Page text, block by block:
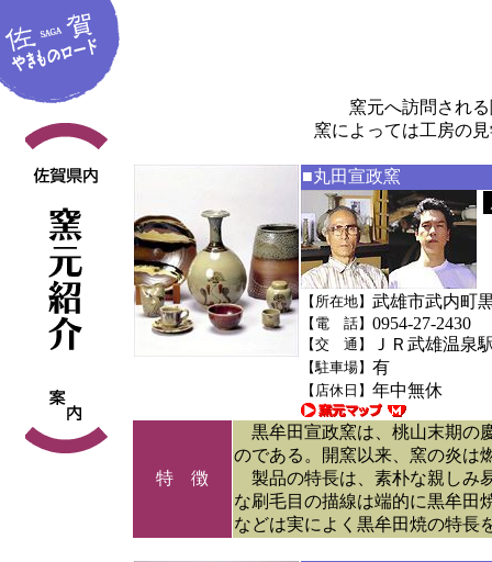
窯元へ訪問され
窯によっては工房の
■丸田宣政窯
【所在地】 武雄市武内町
【電 話】 0954-27-2430
【交 通】 ＪＲ武雄温泉
【駐車場】 有
【店休日】 年中無休
特 徴
黒牟田宣政窯は、桃山末期の
のである。開窯以来、窯の炎は
製品の特長は、素朴な親しみ
な刷毛目の描線は端的に黒牟田
などは実によく黒牟田焼の特長